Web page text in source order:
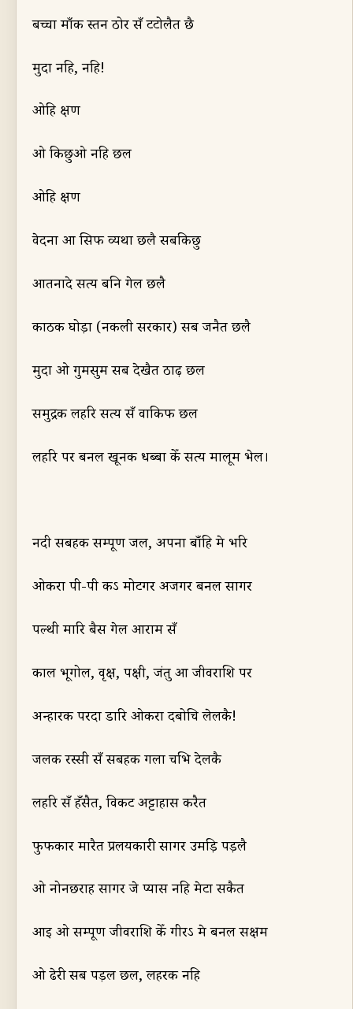
बच्चा माँक स्तनठोरसँ टटोलैतछै
मुदा नहि,नहि!
ओहि क्षण
ओ किछुओ नहि छल
ओहि क्षण
वेदना आ सिर्फ व्यथा छलै सबकिछु
आर्तनादेसत्य बनि गेल छलै
काठक घोड़ा (नकली सरकार) सब जनैत छलै
मुदा ओ गुमसुम सब देखैत ठाढ़ छल
समुद्रक लहरि सत्य सँ वाकिफ छल
लहरि पर बनल खूनक धब्बा केँ सत्य मालूम भेल।
नदी सबहक सम्पूर्ण जल, अपना बाँहि मे भरि
ओकरा पी-पी कऽ मोटगर अजगर बनल सागर
पल्थी मारि बैस गेल आराम सँ
काल भूगोल,वृक्ष,पक्षी,जंतु आ जीवराशि पर
अन्हारक परदा डारि ओकरा दबोचि लेलकै!
जलक रस्सी सँ सबहक गला चभिदेलकै
लहरि सँ हँसैत,विकट अट्टाहास करैत
फुफकार मारैत प्रलयकारी सागर उमड़ि पड़लै
ओनोनछराह सागर जे प्यास नहि मेटा सकैत
आइ ओ सम्पूर्ण जीवराशि केँ गीरऽमे बनल सक्षम
ओ ढेरी सब पड़ल छल,लहरक नहि